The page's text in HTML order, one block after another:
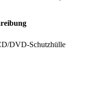
DVD-Schutzhülle